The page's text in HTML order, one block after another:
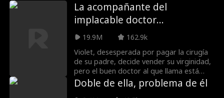
La acompañante del
implacable doctor
multimillonario
19.9M
162.9k
Violet, desesperada por pagar la cirugía
de su padre, decide vender su virginidad,
pero el buen doctor al que llama está
decidido a sacarla del abismo. Sin
embargo, mientras comparten una noche
Doble de ella, problema de él